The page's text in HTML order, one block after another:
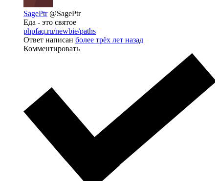
SagePtr @SagePtr
Еда - это святое
phpfaq.ru/newbie/paths
Ответ написан более трёх лет назад
Комментировать